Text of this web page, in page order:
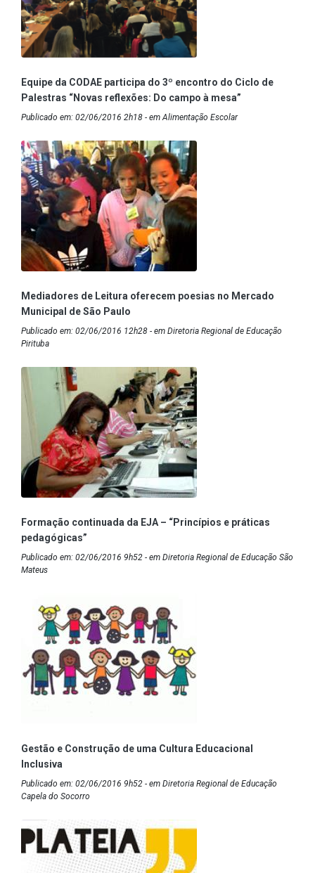
Equipe da CODAE participa do 3º encontro do Ciclo de
Palestras “Novas reflexões: Do campo à mesa”
Publicado em: 02/06/2016 2h18 - em Alimentação Escolar
Mediadores de Leitura oferecem poesias no Mercado
Municipal de São Paulo
Publicado em: 02/06/2016 12h28 - em Diretoria Regional de Educação
Pirituba
Formação continuada da EJA – “Princípios e práticas
pedagógicas”
Publicado em: 02/06/2016 9h52 - em Diretoria Regional de Educação São
Mateus
Gestão e Construção de uma Cultura Educacional
Inclusiva
Publicado em: 02/06/2016 9h52 - em Diretoria Regional de Educação
Capela do Socorro